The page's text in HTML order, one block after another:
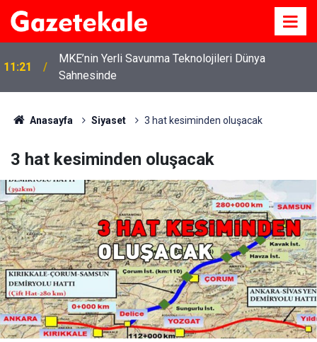
11:21
MKE’nin Yerli Savunma Teknolojileri Dünya
Sahnesinde
Anasayfa Siyaset 3 hat kesiminden oluşacak
3 hat kesiminden oluşacak